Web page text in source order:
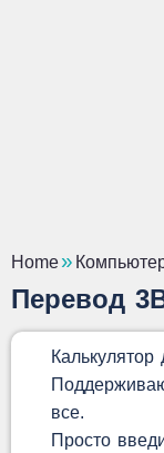
Home
Перевод
все.
Просто